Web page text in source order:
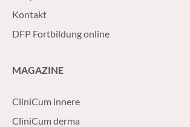
Kontakt
DFP Fortbildung online
MAGAZINE
CliniCum innere
CliniCum derma